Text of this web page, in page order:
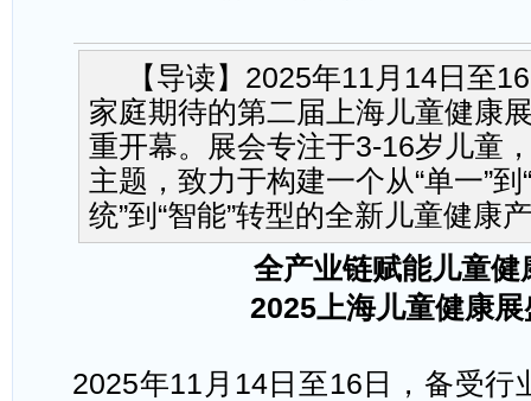
【导读】2025年11月14日至
家庭期待的第二届上海儿童健康
重开幕。展会专注于3-16岁儿童
主题，致力于构建一个从“单一”到
统”到“智能”转型的全新儿童健康
全产业链赋能儿童健
2025上海儿童健康
2025年11月14日至16日，备受行